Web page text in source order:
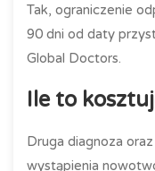
Tak, ograniczenie
90 dni od daty
Global Doctors.
Ile to
Druga diagnoza
wystąpienia